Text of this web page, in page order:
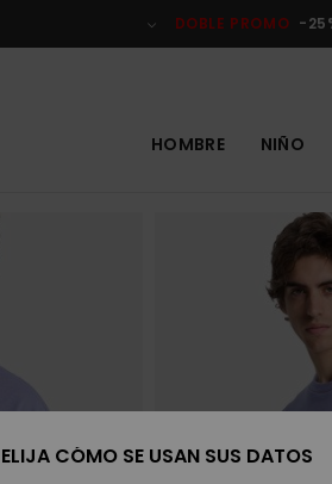
DOBLE PROMO -
HOMBRE NIÑO
ELIJA CÓMO SE USAN SUS DATOS